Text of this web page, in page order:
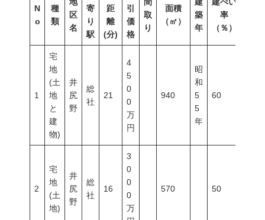
N
o
種
類
区
名
寄
り
駅
距
離
(分)
引
価
格
取
り
面積
（㎡）
築
年
率
（％）
1
宅
地
(土
地
と
建
物)
井
尻
野
総
社
21
4
5
0
0
万
円
940
昭
和
5
5
年
60
2
宅
地
(土
地)
井
尻
野
総
社
16
3
0
0
0
万
570 50